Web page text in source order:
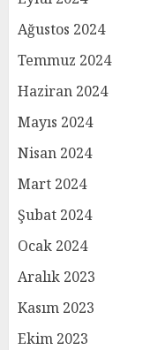
Ağustos 2024
Temmuz 2024
Haziran 2024
Mayıs 2024
Nisan 2024
Mart 2024
Şubat 2024
Ocak 2024
Aralık 2023
Kasım 2023
Ekim 2023